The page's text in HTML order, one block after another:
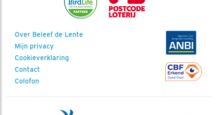
Over Beleef de Lente
Mijn privacy
Cookieverklaring
Contact
Colofon